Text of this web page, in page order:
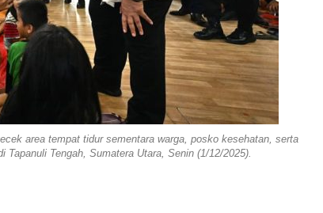
area tempat tidur sementara warga, posko kesehatan, serta
Tengah, Sumatera Utara, Senin (1/12/2025).